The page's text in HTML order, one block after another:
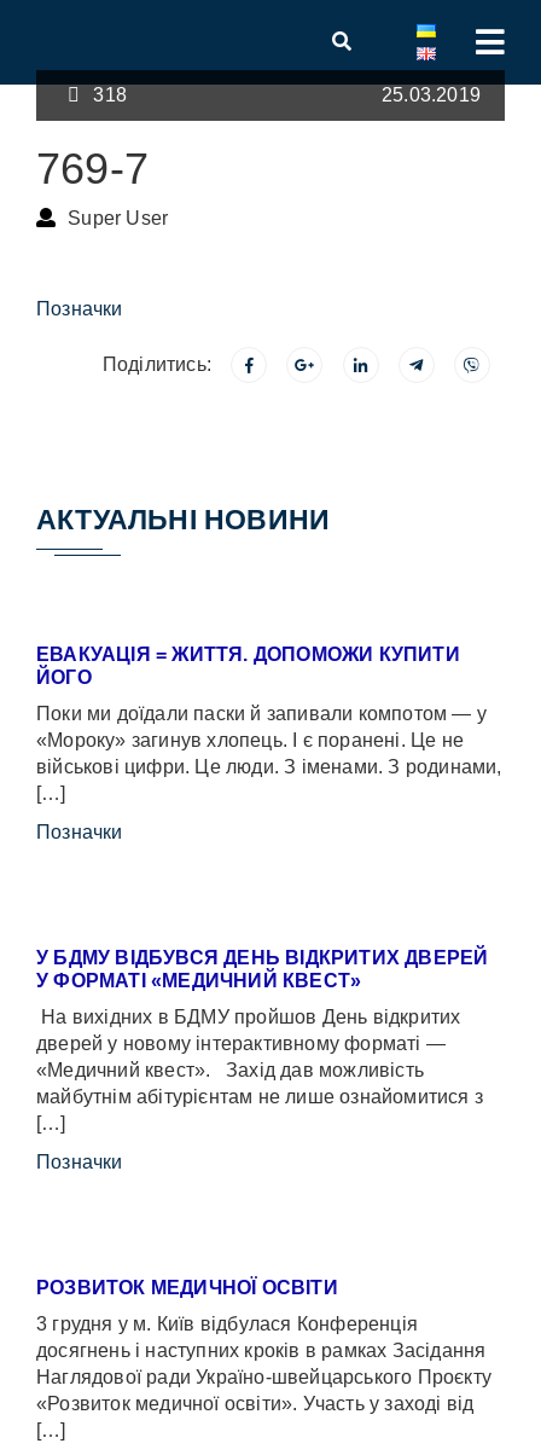
318 25.03.2019
769-7
Super User
Позначки
Поділитись:
АКТУАЛЬНІ НОВИНИ
ЕВАКУАЦІЯ = ЖИТТЯ. ДОПОМОЖИ КУПИТИ
ЙОГО
Поки ми доїдали паски й запивали компотом — у
«Мороку» загинув хлопець. І є поранені. Це не
військові цифри. Це люди. З іменами. З родинами,
[…]
Позначки
У БДМУ ВІДБУВСЯ ДЕНЬ ВІДКРИТИХ ДВЕРЕЙ
У ФОРМАТІ «МЕДИЧНИЙ КВЕСТ»
На вихідних в БДМУ пройшов День відкритих
дверей у новому інтерактивному форматі —
«Медичний квест». Захід дав можливість
майбутнім абітурієнтам не лише ознайомитися з
[…]
Позначки
РОЗВИТОК МЕДИЧНОЇ ОСВІТИ
3 грудня у м. Київ відбулася Конференція
досягнень і наступних кроків в рамках Засідання
Наглядової ради Україно-швейцарського Проєкту
«Розвиток медичної освіти». Участь у заході від
[…]